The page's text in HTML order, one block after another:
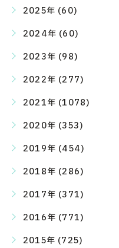
2025年 (60)
2024年 (60)
2023年 (98)
2022年 (277)
2021年 (1078)
2020年 (353)
2019年 (454)
2018年 (286)
2017年 (371)
2016年 (771)
2015年 (725)